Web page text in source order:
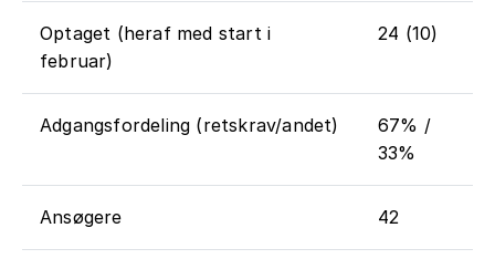
Optaget (heraf med start i
februar)
24 (10)
Adgangsfordeling (retskrav/andet)
67% /
33%
Ansøgere 42